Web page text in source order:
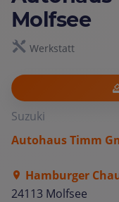
Molfsee
Werkstatt
Suzuki
Autohaus Timm
Hamburger
24113 Molfsee